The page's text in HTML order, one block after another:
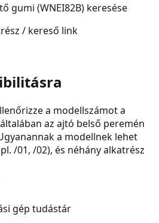
gumi (WNEI82B) keresése
/ kereső link
a modellszámot a
az ajtó belső peremén
a modellnek lehet
/01, /02), és néhány alkatrész
gép tudástár